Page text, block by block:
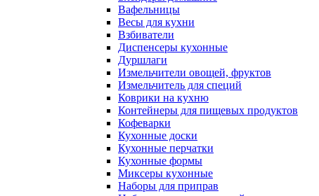
Вафельницы
Весы для кухни
Взбиватели
Диспенсеры кухонные
Дуршлаги
Измельчители овощей, фруктов
Измельчитель для специй
Коврики на кухню
Контейнеры для пищевых продуктов
Кофеварки
Кухонные доски
Кухонные перчатки
Кухонные формы
Миксеры кухонные
Наборы для приправ